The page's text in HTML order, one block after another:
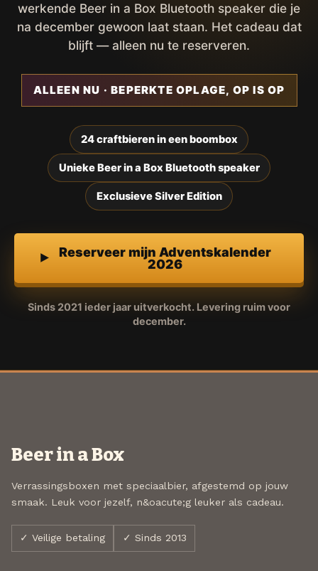
werkende Beer in a Box Bluetooth speaker die je
na december gewoon laat staan. Het cadeau dat
blijft — alleen nu te reserveren.
ALLEEN NU · BEPERKTE OPLAGE, OP IS OP
24 craftbieren in een boombox
Unieke Beer in a Box Bluetooth speaker
Exclusieve Silver Edition
Reserveer mijn Adventskalender
2026
Sinds 2021 ieder jaar uitverkocht. Levering ruim voor
december.
Beer in a Box
Verrassingsboxen met speciaalbier, afgestemd op jouw
smaak. Leuk voor jezelf, n&oacute;g leuker als cadeau.
✓ Veilige betaling ✓ Sinds 2013